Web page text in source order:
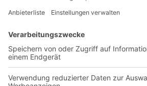
Lösungen
Intralogistiklösungen
Regalsysteme
Kontaktformular